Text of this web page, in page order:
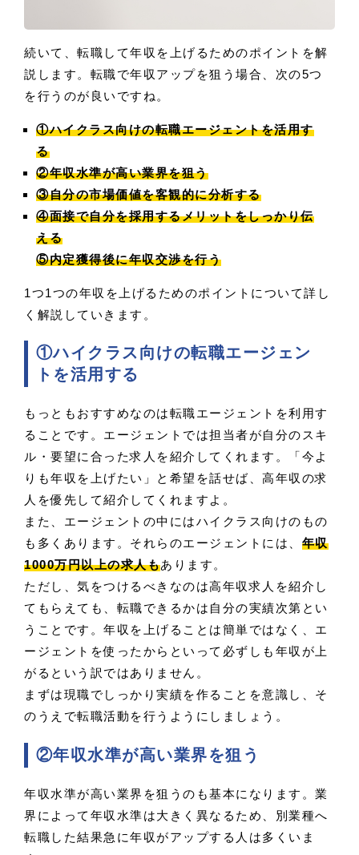
続いて、転職して年収を上げるためのポイントを解
説します。転職で年収アップを狙う場合、次の5つ
を行うのが良いですね。
①ハイクラス向けの転職エージェントを活用す
る
②年収水準が高い業界を狙う
③自分の市場価値を客観的に分析する
④面接で自分を採用するメリットをしっかり伝
える
⑤内定獲得後に年収交渉を行う
1つ1つの年収を上げるためのポイントについて詳し
く解説していきます。
①ハイクラス向けの転職エージェン
トを活用する
もっともおすすめなのは転職エージェントを利用す
ることです。エージェントでは担当者が自分のスキ
ル・要望に合った求人を紹介してくれます。「今よ
りも年収を上げたい」と希望を話せば、高年収の求
人を優先して紹介してくれますよ。
また、エージェントの中にはハイクラス向けのもの
も多くあります。それらのエージェントには、 年収
1000万円以上の求人もあります。
ただし、気をつけるべきなのは高年収求人を紹介し
てもらえても、転職できるかは自分の実績次第とい
うことです。年収を上げることは簡単ではなく、エ
ージェントを使ったからといって必ずしも年収が上
がるという訳ではありません。
まずは現職でしっかり実績を作ることを意識し、そ
のうえで転職活動を行うようにしましょう。
②年収水準が高い業界を狙う
年収水準が高い業界を狙うのも基本になります。業
界によって年収水準は大きく異なるため、別業種へ
転職した結果急に年収がアップする人は多くいま